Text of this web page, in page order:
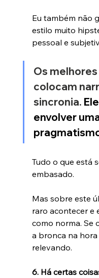
Eu também não
estilo muito
pessoal e
Os
colocam
sincronia.
envolver
Tudo o que está
embasado.
Mas sobre este
raro acontecer e
como norma. Se
a bronca na
relevando.
6. Há certas